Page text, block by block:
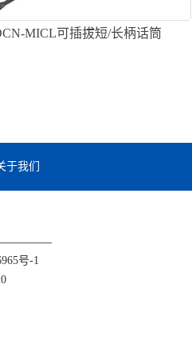
MICL可插拔短/长柄话筒
于我们
号-1